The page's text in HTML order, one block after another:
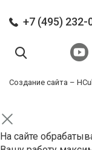
+7 (495) 232-
Создание сайта –
На сайте